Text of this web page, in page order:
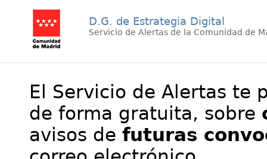
D.G. de Estrategia Digital
Servicio de Alertas de la Comunidad de
El Servicio de Alertas te
de forma gratuita, sobre
avisos de futuras